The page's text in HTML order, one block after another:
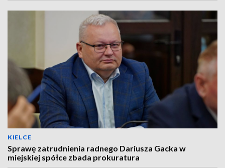
KIELCE
Sprawę zatrudnienia radnego Dariusza Gacka w
miejskiej spółce zbada prokuratura